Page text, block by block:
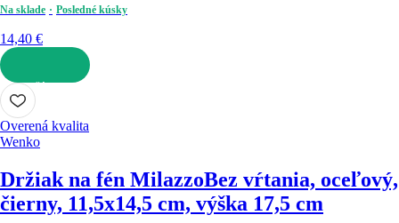
Na sklade
Posledné kúsky
14,40 €
DO KOŠÍKA
Overená kvalita
Wenko
Držiak na fén MilazzoBez vŕtania, oceľový,
čierny, 11,5x14,5 cm, výška 17,5 cm